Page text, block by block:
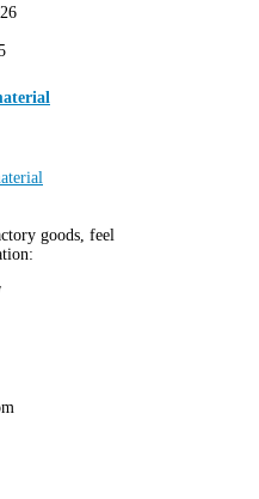
goods, feel